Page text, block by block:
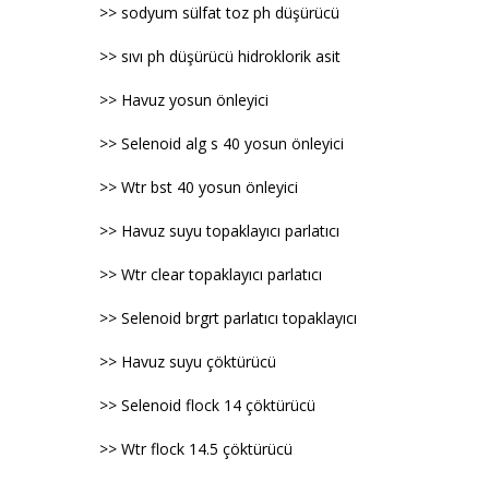
>> sodyum sülfat toz ph düşürücü
>> sıvı ph düşürücü hidroklorik asit
>> Havuz yosun önleyici
>> Selenoid alg s 40 yosun önleyici
>> Wtr bst 40 yosun önleyici
>> Havuz suyu topaklayıcı parlatıcı
>> Wtr clear topaklayıcı parlatıcı
>> Selenoid brgrt parlatıcı topaklayıcı
>> Havuz suyu çöktürücü
>> Selenoid flock 14 çöktürücü
>> Wtr flock 14.5 çöktürücü